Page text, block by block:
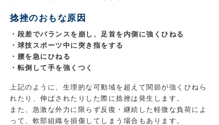
捻挫のおもな原因
・段差でバランスを崩し、足首を内側に強くひねる
・球技スポーツ中に突き指をする
・腰を急にひねる
・転倒して手を強くつく
上記のように、生理的な可動域を超えて関節が強くひねら
れたり、伸ばされたりした際に捻挫は発生します。
また、急激な外力に限らず反復・継続した軽微な負荷によ
って、軟部組織を損傷してしまう場合もあります。